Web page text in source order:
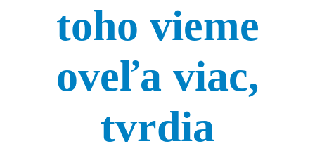
toho vieme
oveľa viac,
tvrdia